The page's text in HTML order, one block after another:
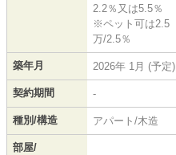
2.2％又は5.5％
※ペット可は2.5
万/2.5％
築年月 2026年 1月 (予定)
契約期間 -
種別/構造 アパート/木造
部屋/